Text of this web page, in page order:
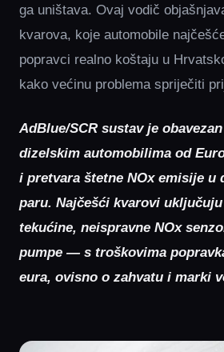
ga uništava. Ovaj vodič
kvarova, koje automobile
popravci realno koštaju u
kako većinu problema spriječiti
AdBlue/SCR sustav je
dizelskim automobilima od
i pretvara štetne NOx emisije u
paru. Najčešći kvarovi
tekućine, neispravne NOx
pumpe — s troškovima
eura, ovisno o zahvatu i marki